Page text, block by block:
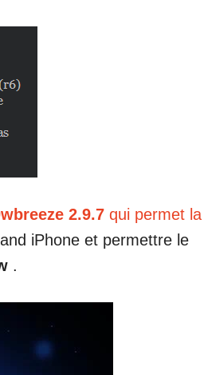
2.9.7 qui permet la
iPhone et permettre le
.